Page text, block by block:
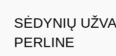
SĖDYNIŲ
PERLINE